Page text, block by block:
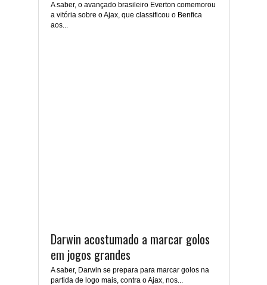
A saber, o avançado brasileiro Everton comemorou
a vitória sobre o Ajax, que classificou o Benfica
aos...
Darwin acostumado a marcar golos
em jogos grandes
A saber, Darwin se prepara para marcar golos na
partida de logo mais, contra o Ajax, nos...